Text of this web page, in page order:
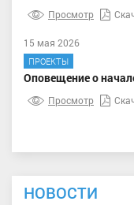
Просмотр
15 мая 2026
ПРОЕКТЫ
Оповещение о
Просмотр
НОВОСТИ